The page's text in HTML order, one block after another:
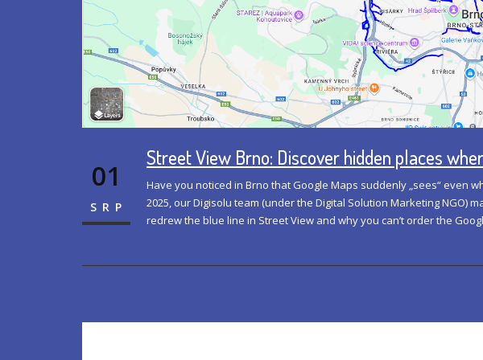
Street View Brno: Discover hidden places
01
SRP
Have you noticed in Brno that Google Maps suddenly „sees“ even
2025, our Digisolu team (under the Digital Solution Marketing NGO)
redrew the blue line in Street View and why you can’t order the